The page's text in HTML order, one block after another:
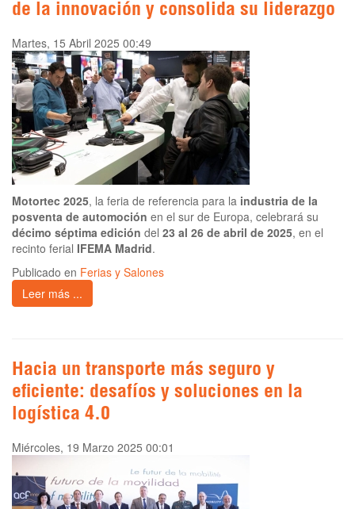
de la innovación y consolida su liderazgo
Martes, 15 Abril 2025 00:49
Motortec 2025, la feria de referencia para la industria de la
posventa de automoción en el sur de Europa, celebrará su
décimo séptima edición del 23 al 26 de abril de 2025, en el
recinto ferial IFEMA Madrid.
Publicado en Ferias y Salones
Leer más ...
Hacia un transporte más seguro y
eficiente: desafíos y soluciones en la
logística 4.0
Miércoles, 19 Marzo 2025 00:01